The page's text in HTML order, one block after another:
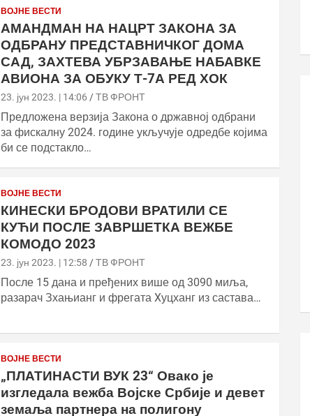
ВОЈНЕ ВЕСТИ
АМАНДМАН НА НАЦРТ ЗАКОНА ЗА
ОДБРАНУ ПРЕДСТАВНИЧКОГ ДОМА
САД, ЗАХТЕВА УБРЗАВАЊЕ НАБАВКЕ
АВИОНА ЗА ОБУКУ Т-7А РЕД ХОК
23. јун 2023. | 14:06 ТВ ФРОНТ
Предложена верзија Закона о државној одбрани
за фискалну 2024. године укључује одредбе којима
би се подстакло…
ВОЈНЕ ВЕСТИ
КИНЕСКИ БРОДОВИ ВРАТИЛИ СЕ
КУЋИ ПОСЛЕ ЗАВРШЕТКА ВЕЖБЕ
КОМОДО 2023
23. јун 2023. | 12:58 ТВ ФРОНТ
После 15 дана и пређених више од 3090 миља,
разарач Зхањианг и фрегата Xуцханг из састава…
ВОЈНЕ ВЕСТИ
„ПЛАТИНАСТИ ВУК 23“ Овако је
изгледала вежба Војске Србије и девет
земаља партнера на полигону